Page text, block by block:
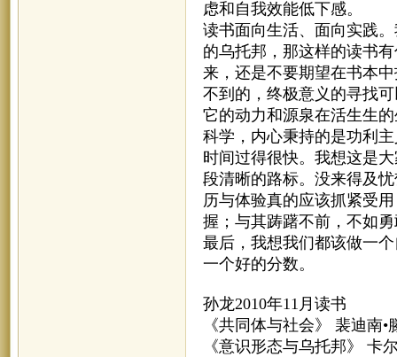
虑和自我效能低下感。
读书面向生活、面向实践
的乌托邦，那这样的读书
来，还是不要期望在书本
不到的，终极意义的寻找
它的动力和源泉在活生生
科学，内心秉持的是功利
时间过得很快。我想这是
段清晰的路标。没来得及
历与体验真的应该抓紧受
握；与其踌躇不前，不如
最后，我想我们都该做一
一个好的分数。
孙龙2010年11月读书
《共同体与社会》 裴迪南
《意识形态与乌托邦》 卡